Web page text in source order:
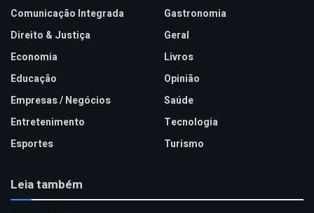
Comunicação Integrada
Direito & Justiça
Economia
Educação
Empresas / Negócios
Entretenimento
Esportes
Gastronomia
Geral
Livros
Opinião
Saúde
Tecnologia
Turismo
Leia também